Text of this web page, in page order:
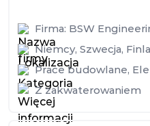
Firma: BSW
Niemcy, Szwecja,
Prace budowlane,
Z zakwaterowaniem